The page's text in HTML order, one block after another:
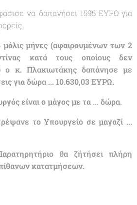
να δαπανήσει 1595 ΕΥΡΩ για
μήνες (αφαιρουμένων των 2
κατά τους οποίους δεν
ο κ. Πλακιωτάκης δαπάνησε με
για δώρα ... 10.630,03 ΕΥΡΩ.
είναι ο μάγος με τα ... δώρα.
το Υπουργείο σε μαγαζί ...
θα ζήτήσει πλήρη
κατατμήσεων.